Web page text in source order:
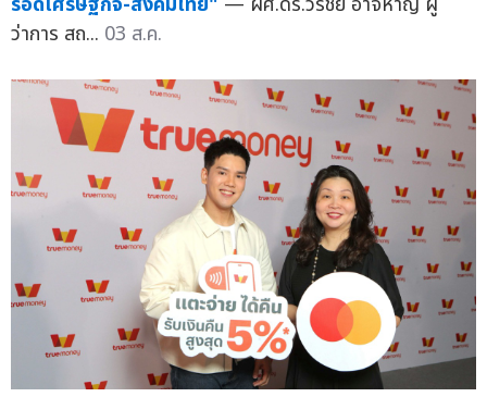
ว่าการ สถ... 03 ส.ค.